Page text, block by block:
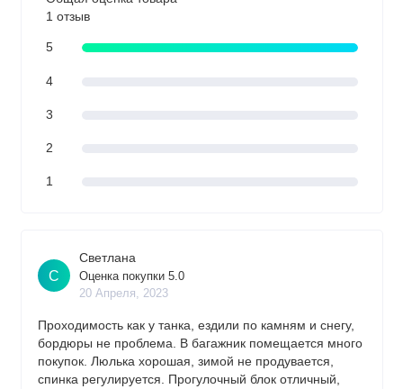
1 отзыв
5
4
3
2
1
С
Светлана
Оценка покупки 5.0
20 Апреля, 2023
Проходимость как у танка, ездили по камням и снегу,
бордюры не проблема. В багажник помещается много
покупок. Люлька хорошая, зимой не продувается,
спинка регулируется. Прогулочный блок отличный,